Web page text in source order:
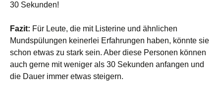
30 Sekunden!
Fazit: Für Leute, die mit Listerine und ähnlichen
Mundspülungen keinerlei Erfahrungen haben, könnte sie
schon etwas zu stark sein. Aber diese Personen können
auch gerne mit weniger als 30 Sekunden anfangen und
die Dauer immer etwas steigern.